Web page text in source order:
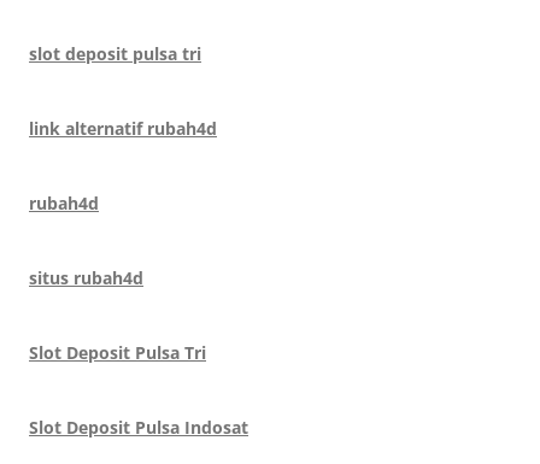
slot deposit pulsa tri
link alternatif rubah4d
rubah4d
situs rubah4d
Slot Deposit Pulsa Tri
Slot Deposit Pulsa Indosat